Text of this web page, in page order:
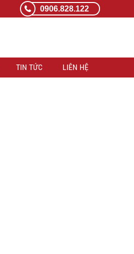
0906.828.122
TIN TỨC LIÊN HỆ